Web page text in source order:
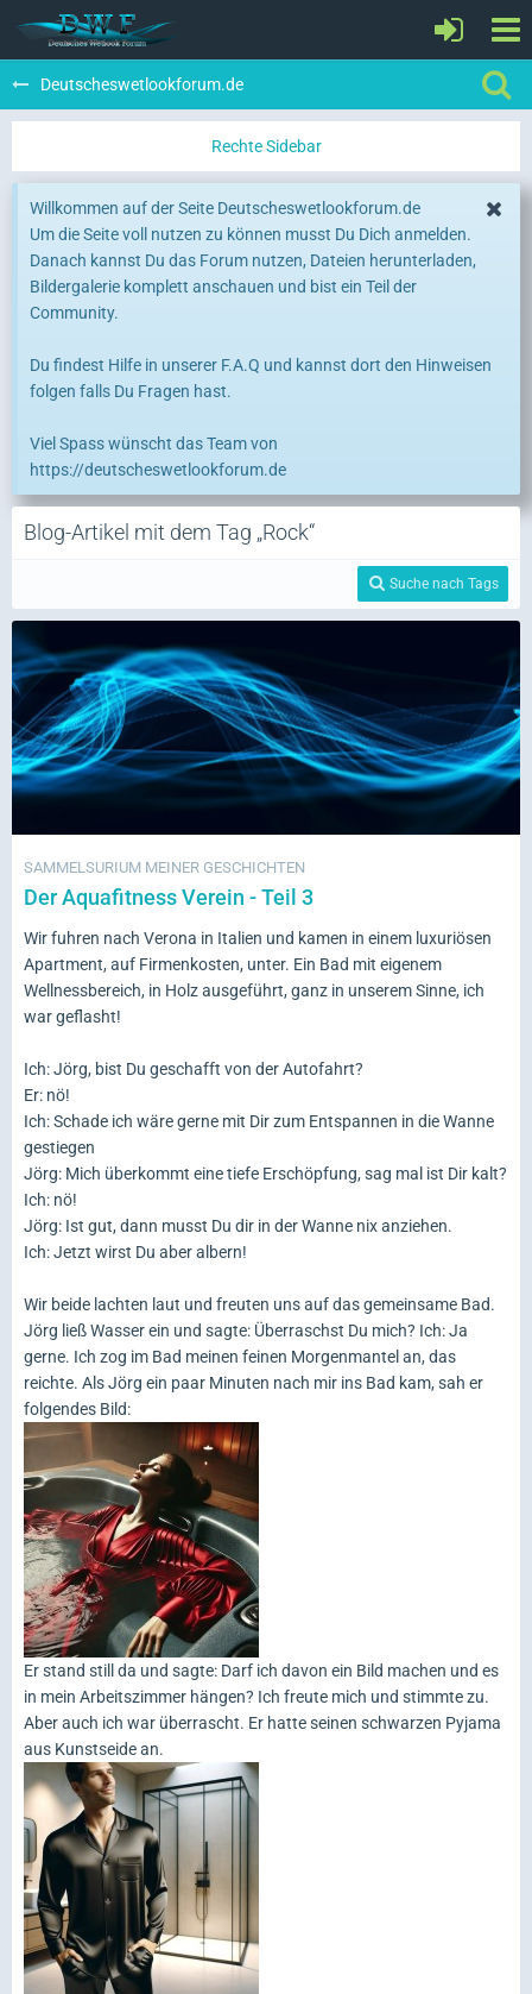
Deutscheswetlookforum.de
Willkommen auf der Seite Deutscheswetlookforum.de
Um die Seite voll nutzen zu können musst Du Dich anmelden.
Danach kannst Du das Forum nutzen, Dateien herunterladen,
Bildergalerie komplett anschauen und bist ein Teil der
Community.
Du findest Hilfe in unserer F.A.Q und kannst dort den Hinweisen
folgen falls Du Fragen hast.
Viel Spass wünscht das Team von
https://deutscheswetlookforum.de
Blog-Artikel mit dem Tag „Rock“
Suche nach Tags
SAMMELSURIUM MEINER GESCHICHTEN
Der Aquafitness Verein - Teil 3
Wir fuhren nach Verona in Italien und kamen in einem luxuriösen
Apartment, auf Firmenkosten, unter. Ein Bad mit eigenem
Wellnessbereich, in Holz ausgeführt, ganz in unserem Sinne, ich
war geflasht!
Ich: Jörg, bist Du geschafft von der Autofahrt?
Er: nö!
Ich: Schade ich wäre gerne mit Dir zum Entspannen in die Wanne
gestiegen
Jörg: Mich überkommt eine tiefe Erschöpfung, sag mal ist Dir kalt?
Ich: nö!
Jörg: Ist gut, dann musst Du dir in der Wanne nix anziehen.
Ich: Jetzt wirst Du aber albern!
Wir beide lachten laut und freuten uns auf das gemeinsame Bad.
Jörg ließ Wasser ein und sagte: Überraschst Du mich? Ich: Ja
gerne. Ich zog im Bad meinen feinen Morgenmantel an, das
reichte. Als Jörg ein paar Minuten nach mir ins Bad kam, sah er
folgendes Bild:
Er stand still da und sagte: Darf ich davon ein Bild machen und es
in mein Arbeitszimmer hängen? Ich freute mich und stimmte zu.
Aber auch ich war überrascht. Er hatte seinen schwarzen Pyjama
aus Kunstseide an.